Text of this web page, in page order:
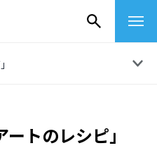
トのレシピ」